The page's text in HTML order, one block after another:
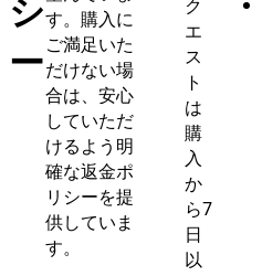
シ
ー
す。購入に
ご満足いた
だけない場
合は、安心
していただ
けるよう明
確な返金ポ
リシーを提
供していま
す。
ク
エ
ス
ト
は
購
入
か
ら7
日
以